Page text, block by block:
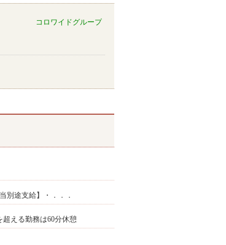
コロワイドグループ
別途支給】・．．．
える勤務は60分休憩